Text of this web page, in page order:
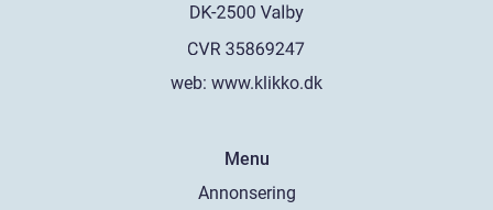
web: www.klikko.dk
Menu
Annonsering